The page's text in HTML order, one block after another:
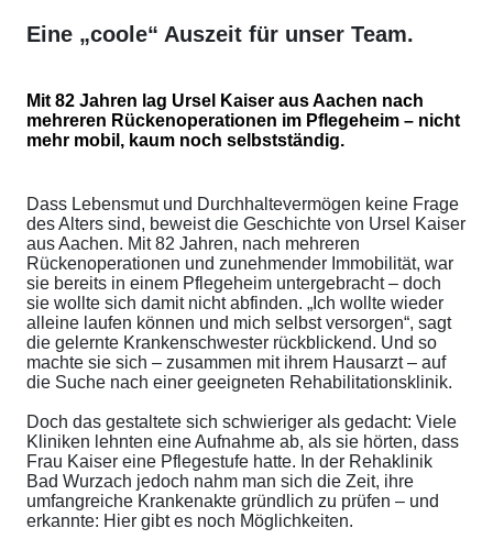
Eine „coole“ Auszeit für unser Team.
Mit 82 Jahren lag Ursel Kaiser aus Aachen nach
mehreren Rückenoperationen im Pflegeheim – nicht
mehr mobil, kaum noch selbstständig.
Dass Lebensmut und Durchhaltevermögen keine Frage
des Alters sind, beweist die Geschichte von Ursel Kaiser
aus Aachen. Mit 82 Jahren, nach mehreren
Rückenoperationen und zunehmender Immobilität, war
sie bereits in einem Pflegeheim untergebracht – doch
sie wollte sich damit nicht abfinden. „Ich wollte wieder
alleine laufen können und mich selbst versorgen“, sagt
die gelernte Krankenschwester rückblickend. Und so
machte sie sich – zusammen mit ihrem Hausarzt – auf
die Suche nach einer geeigneten Rehabilitationsklinik.
Doch das gestaltete sich schwieriger als gedacht: Viele
Kliniken lehnten eine Aufnahme ab, als sie hörten, dass
Frau Kaiser eine Pflegestufe hatte. In der Rehaklinik
Bad Wurzach jedoch nahm man sich die Zeit, ihre
umfangreiche Krankenakte gründlich zu prüfen – und
erkannte: Hier gibt es noch Möglichkeiten.